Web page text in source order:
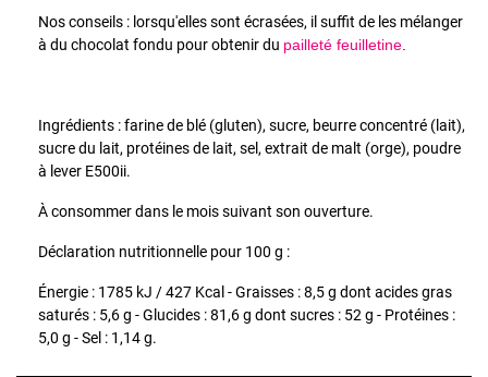
Nos conseils : lorsqu'elles sont écrasées, il suffit de les mélanger
à du chocolat fondu pour obtenir du pailleté feuilletine
Ingrédients : farine de blé (gluten), sucre, beurre concentré (lait),
sucre du lait, protéines de lait, sel, extrait de malt (orge), poudre
à lever E500ii.
À consommer dans le mois suivant son ouverture.
Déclaration nutritionnelle pour 100 g :
Énergie : 1785 kJ / 427 Kcal - Graisses : 8,5 g dont acides gras
saturés : 5,6 g - Glucides : 81,6 g dont sucres : 52 g - Protéines :
5,0 g - Sel : 1,14 g.